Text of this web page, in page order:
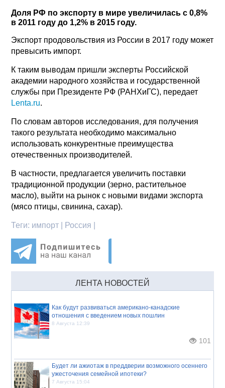
Доля РФ по экспорту в мире увеличилась с 0,8%
в 2011 году до 1,2% в 2015 году.
Экспорт продовольствия из России в 2017 году может
превысить импорт.
К таким выводам пришли эксперты Российской
академии народного хозяйства и государственной
службы при Президенте РФ (РАНХиГС), передает
Lenta.ru.
По словам авторов исследования, для получения
такого результата необходимо максимально
использовать конкурентные преимущества
отечественных производителей.
В частности, предлагается увеличить поставки
традиционной продукции (зерно, растительное
масло), выйти на рынок с новыми видами экспорта
(мясо птицы, свинина, сахар).
Теги: импорт | Россия |
ЛЕНТА НОВОСТЕЙ
Как будут развиваться американо-канадские
отношения с введением новых пошлин
8 Августа 12:39
101
Будет ли ажиотаж в преддверии возможного осеннего
ужесточения семейной ипотеки?
7 Августа 15:04